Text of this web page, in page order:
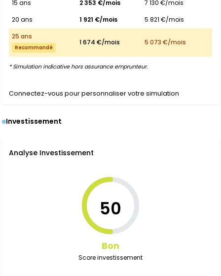
15 ans 2 353 €/mois
7 130 €/mois
20 ans
1 921 €/mois
5 821 €/mois
25 ans
Recommandé
1 674 €/mois 5 073 €/mois
* Simulation indicative hors assurance emprunteur.
Connectez-vous pour personnaliser votre simulation
Investissement
Analyse Investissement
50
Bon
Score investissement